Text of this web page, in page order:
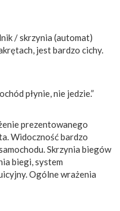
/ skrzynia (automat)
jest bardzo cichy.
płynie, nie jedzie.”
prezentowanego
Widoczność bardzo
Skrzynia biegów
biegi, system
Ogólne wrażenia